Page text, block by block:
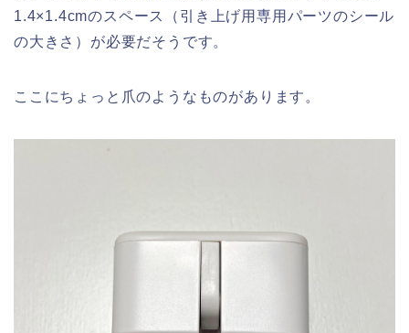
1.4×1.4cmのスペース（引き上げ用専用パーツのシール
の大きさ）が必要だそうです。
ここにちょっと爪のようなものがあります。